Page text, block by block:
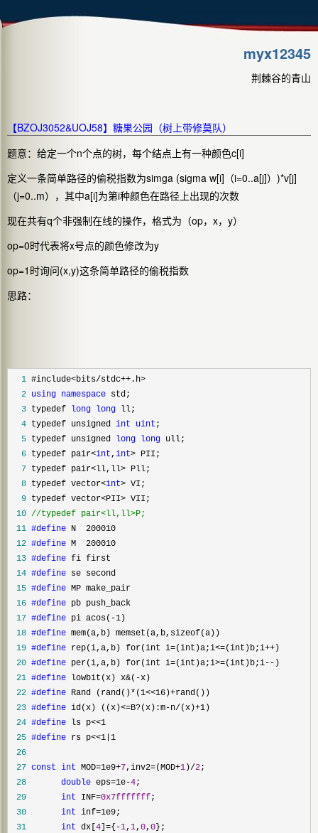
myx12345
荆棘谷的青山
【BZOJ3052&UOJ58】糖果公园（树上带修莫队）
题意：给定一个n个点的树，每个结点上有一种颜色c[i]
定义一条简单路径的偷税指数为simga (sigma w[i]（i=0..a[j]）)*v[j]
（j=0..m），其中a[i]为第i种颜色在路径上出现的次数
现在共有q个非强制在线的操作，格式为（op，x，y）
op=0时代表将x号点的颜色修改为y
op=1时询问(x,y)这条简单路径的偷税指数
思路：
  1
  2
using namespace
  3
typedef long long
  4
typedef unsigned int uint
  5
typedef unsigned long long
  6
typedef pair<int , int>
  7
typedef pair<ll,ll>
  8
typedef vector<int>
  9
typedef vector<PII>
10 //typedef pair<ll,ll>P;
11 #define
12 #define
13 #define
14 #define
15 #define
16 #define
17 #define
18 #define
19 #define
20 #define
21 #define
22 #define
23 #define
24 #define
25 #define
26
27 const int MOD=1e9+7,inv2=(MOD+1)/2
28
double eps=1e-4
29
int INF=0x7fffffff
30
int inf=
31
int dx[4]={-1, 1, 0, 0